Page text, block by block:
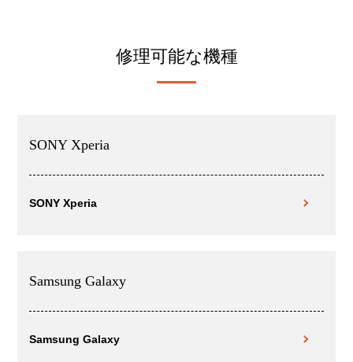
修理可能な機種
SONY Xperia
SONY Xperia
Samsung Galaxy
Samsung Galaxy